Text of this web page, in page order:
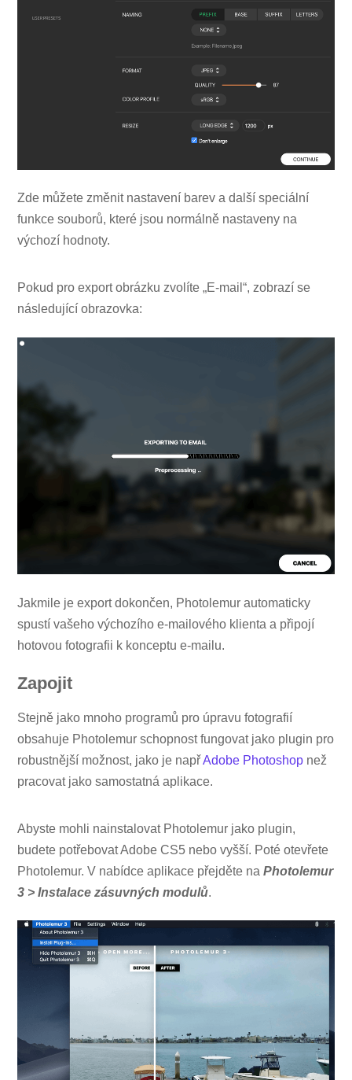
Zde můžete změnit nastavení barev a další speciální
funkce souborů, které jsou normálně nastaveny na
výchozí hodnoty.
Pokud pro export obrázku zvolíte „E-mail“, zobrazí se
následující obrazovka:
Jakmile je export dokončen, Photolemur automaticky
spustí vašeho výchozího e-mailového klienta a připojí
hotovou fotografii k konceptu e-mailu.
Zapojit
Stejně jako mnoho programů pro úpravu fotografií
obsahuje Photolemur schopnost fungovat jako plugin pro
robustnější možnost, jako je napřAdobe Photoshop než
pracovat jako samostatná aplikace.
Abyste mohli nainstalovat Photolemur jako plugin,
budete potřebovat Adobe CS5 nebo vyšší. Poté otevřete
Photolemur. V nabídce aplikace přejděte naPhotolemur
3 > Instalace zásuvných modulů.